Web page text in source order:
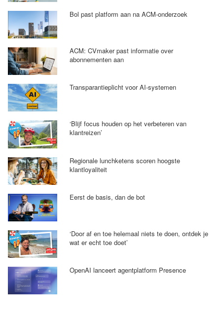
Bol past platform aan na ACM-onderzoek
ACM: CVmaker past informatie over
abonnementen aan
Transparantieplicht voor AI-systemen
‘Blijf focus houden op het verbeteren van
klantreizen’
Regionale lunchketens scoren hoogste
klantloyaliteit
Eerst de basis, dan de bot
‘Door af en toe helemaal niets te doen, ontdek je
wat er echt toe doet’
OpenAI lanceert agentplatform Presence